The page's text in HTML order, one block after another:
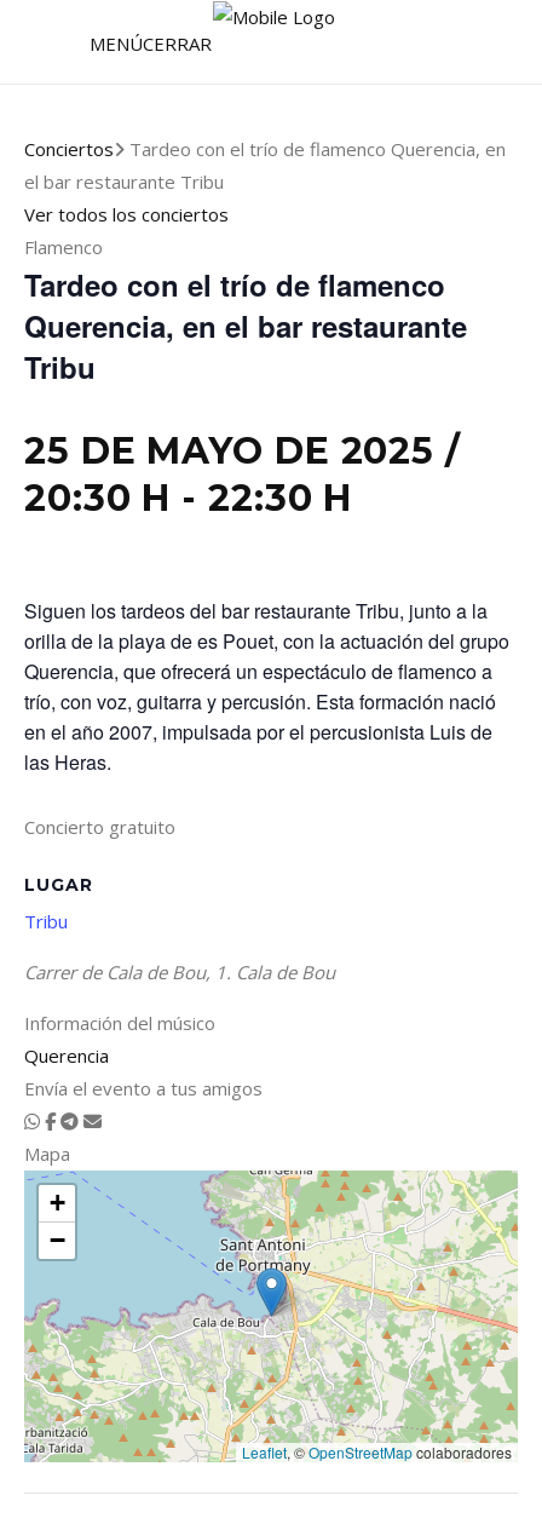
MENÚCERRAR
Conciertos
Tardeo con el trío de flamenco Querencia, en
el bar restaurante Tribu
Ver todos los conciertos
Flamenco
Tardeo con el trío de flamenco
Querencia, en el bar restaurante
Tribu
25 DE MAYO DE 2025 /
20:30 H -22:30 H
Siguen los tardeos del bar restaurante Tribu, junto a la
orilla de la playa de es Pouet, con la actuación del grupo
Querencia, que ofrecerá un espectáculo de flamenco a
trío, con voz, guitarra y percusión. Esta formación nació
en el año 2007, impulsada por el percusionista Luis de
las Heras.
Concierto gratuito
LUGAR
Tribu
Carrer de Cala de Bou, 1. Cala de Bou
Información del músico
Querencia
Envía el evento a tus amigos
Mapa
+
−
Leaflet, ©OpenStreetMapcolaboradores